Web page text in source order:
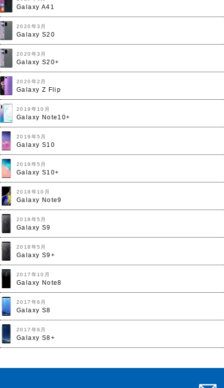
Galaxy A41
2020年3月
Galaxy S20
2020年3月
Galaxy S20+
2020年2月
Galaxy Z Flip
2019年10月
Galaxy Note10+
2019年5月
Galaxy S10
2019年5月
Galaxy S10+
2018年10月
Galaxy Note9
2018年5月
Galaxy S9
2018年5月
Galaxy S9+
2017年10月
Galaxy Note8
2017年6月
Galaxy S8
2017年6月
Galaxy S8+